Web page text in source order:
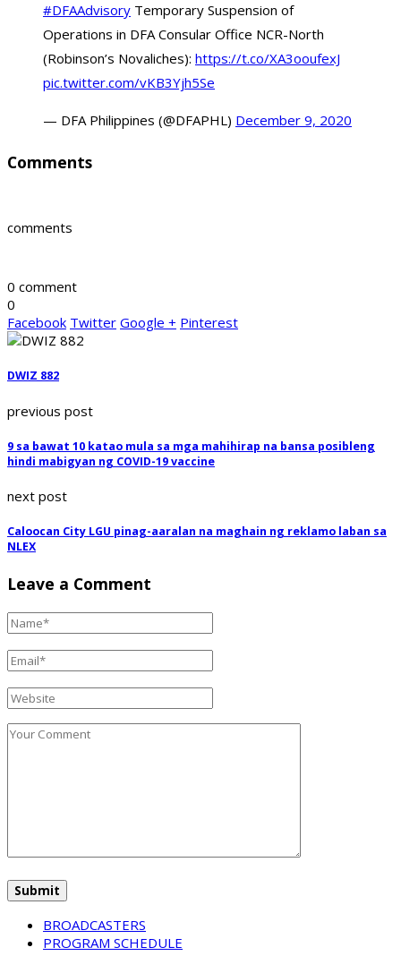
#DFAAdvisory Temporary Suspension of
Operations in DFA Consular Office NCR-North
(Robinson’s Novaliches): https://t.co/XA3ooufexJ
pic.twitter.com/vKB3Yjh5Se
— DFA Philippines (@DFAPHL) December 9, 2020
Comments
comments
0 comment
0
Facebook Twitter Google + Pinterest
DWIZ 882
previous post
9 sa bawat 10 katao mula sa mga mahihirap na bansa posibleng
hindi mabigyan ng COVID-19 vaccine
next post
Caloocan City LGU pinag-aaralan na maghain ng reklamo laban sa
NLEX
Leave a Comment
BROADCASTERS
PROGRAM SCHEDULE